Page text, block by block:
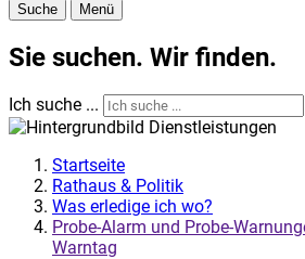
Suche Menü
Sie suchen. Wir finden.
Ich suche ...
Startseite
Rathaus & Politik
Was erledige ich wo?
Probe-Alarm und Probe-
Warntag